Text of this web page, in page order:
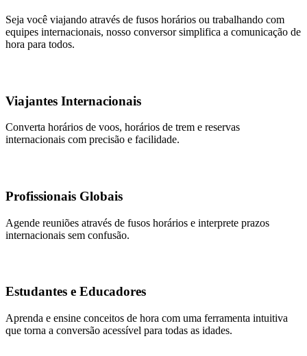
Seja você viajando através de fusos horários ou trabalhando com
equipes internacionais, nosso conversor simplifica a comunicação de
hora para todos.
Viajantes Internacionais
Converta horários de voos, horários de trem e reservas
internacionais com precisão e facilidade.
Profissionais Globais
Agende reuniões através de fusos horários e interprete prazos
internacionais sem confusão.
Estudantes e Educadores
Aprenda e ensine conceitos de hora com uma ferramenta intuitiva
que torna a conversão acessível para todas as idades.